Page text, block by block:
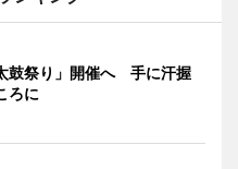
鼓祭り」開催へ 手に汗握
ろに